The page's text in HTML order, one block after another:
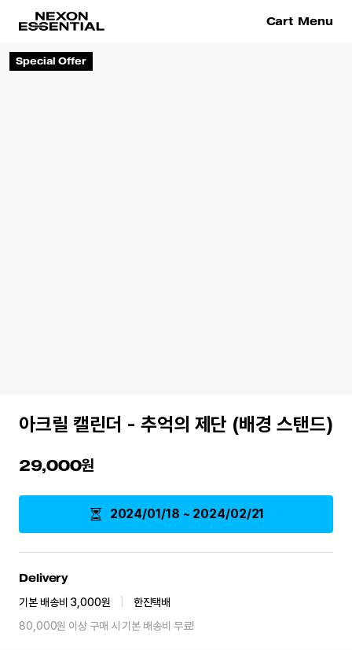
Special Offer
아크릴 캘린더 - 추억의 제단 (배경 스탠드)
29,000
2024/01/18 ~ 2024/02/21
Delivery
기본 배송비 3,000원
한진택배
80,000원 이상 구매 시 기본 배송비 무료!
Cart Menu